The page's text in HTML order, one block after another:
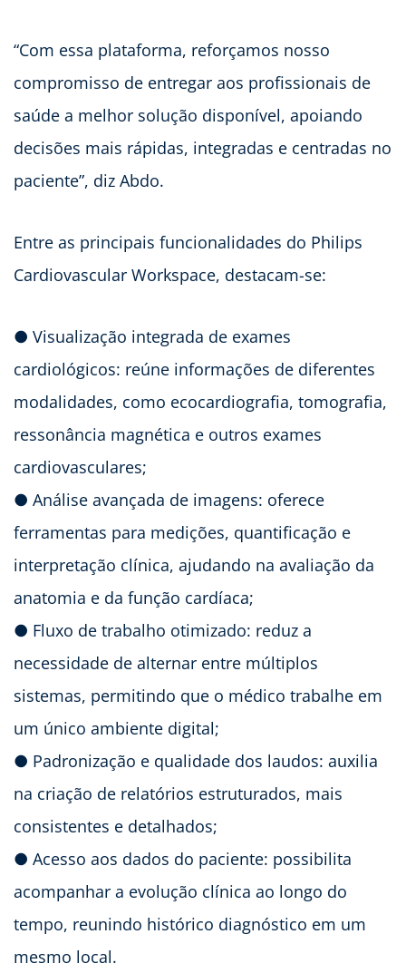
“Com essa plataforma, reforçamos nosso
compromisso de entregar aos profissionais de
saúde a melhor solução disponível, apoiando
decisões mais rápidas, integradas e centradas no
paciente”, diz Abdo.
Entre as principais funcionalidades do Philips
Cardiovascular Workspace, destacam-se:
● Visualização integrada de exames
cardiológicos: reúne informações de diferentes
modalidades, como ecocardiografia, tomografia,
ressonância magnética e outros exames
cardiovasculares;
● Análise avançada de imagens: oferece
ferramentas para medições, quantificação e
interpretação clínica, ajudando na avaliação da
anatomia e da função cardíaca;
● Fluxo de trabalho otimizado: reduz a
necessidade de alternar entre múltiplos
sistemas, permitindo que o médico trabalhe em
um único ambiente digital;
● Padronização e qualidade dos laudos: auxilia
na criação de relatórios estruturados, mais
consistentes e detalhados;
● Acesso aos dados do paciente: possibilita
acompanhar a evolução clínica ao longo do
tempo, reunindo histórico diagnóstico em um
mesmo local.